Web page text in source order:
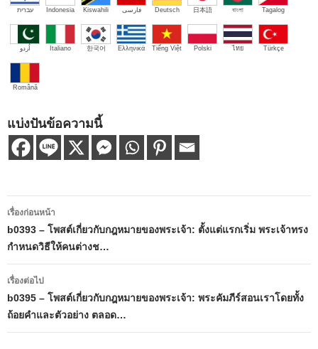
עברית Indonesia Kiswahili فارسی Deutsch 日本語 বাংলা Tagalog
اُردو Italiano 한국어 Ελληνικά Tiếng Việt Polski ไทย Türkçe
Română
แบ่งปันข้อความนี้
เมนู
นำทาง
เรื่อง
เรื่องก่อนหน้า
b0393 – โพสต์เกี่ยวกับกฎหมายของพระเจ้า: ตั้งแต่แรกเริ่ม พระเจ้าทรง
กำหนดวิธีให้คนต่างช…
เรื่องต่อไป
b0395 – โพสต์เกี่ยวกับกฎหมายของพระเจ้า: พระคัมภีร์สอนเราโดยทั้ง
ถ้อยคำและตัวอย่าง ตลอด…